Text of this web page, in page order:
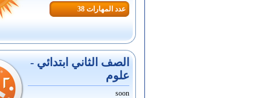
عدد المهارات 38
الصف الثاني ابتدائي -
علوم
soon